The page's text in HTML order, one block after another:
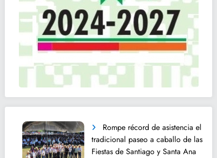
Rompe récord de asistencia el
tradicional paseo a caballo de las
Fiestas de Santiago y Santa Ana